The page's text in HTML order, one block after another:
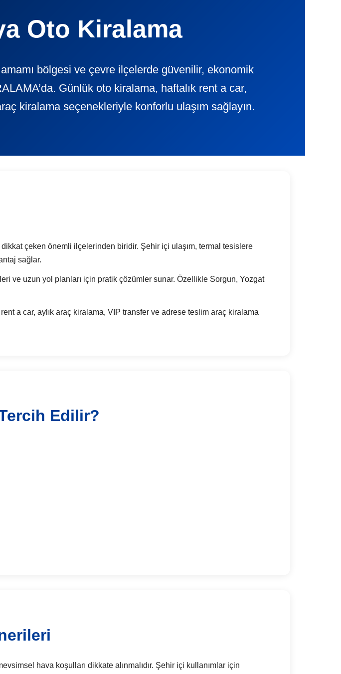
Oto Kiralama
bölgesi ve çevre ilçelerde güvenilir, ekonomik
Günlük oto kiralama, haftalık rent a car,
kiralama seçenekleriyle konforlu ulaşım sağlayın.
dikkat çeken önemli ilçelerinden biridir. Şehir içi ulaşım, termal tesislere
sağlar.
ve uzun yol planları için pratik çözümler sunar. Özellikle Sorgun, Yozgat
a car, aylık araç kiralama, VIP transfer ve adrese teslim araç kiralama
Edilir?
hava koşulları dikkate alınmalıdır. Şehir içi kullanımlar için